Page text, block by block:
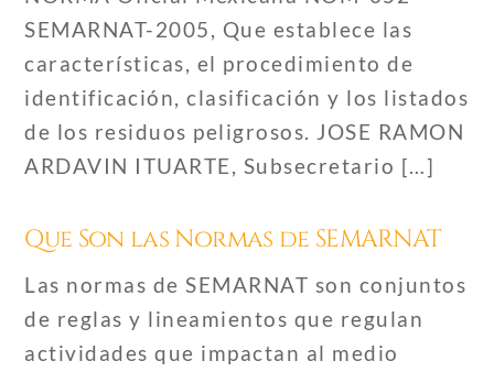
SEMARNAT-2005, Que establece las
características, el procedimiento de
identificación, clasificación y los listados
de los residuos peligrosos. JOSE RAMON
ARDAVIN ITUARTE, Subsecretario […]
Que Son las Normas de SEMARNAT
Las normas de SEMARNAT son conjuntos
de reglas y lineamientos que regulan
actividades que impactan al medio